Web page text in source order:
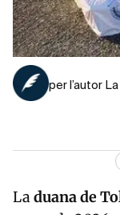
per l’autor
Laduana de